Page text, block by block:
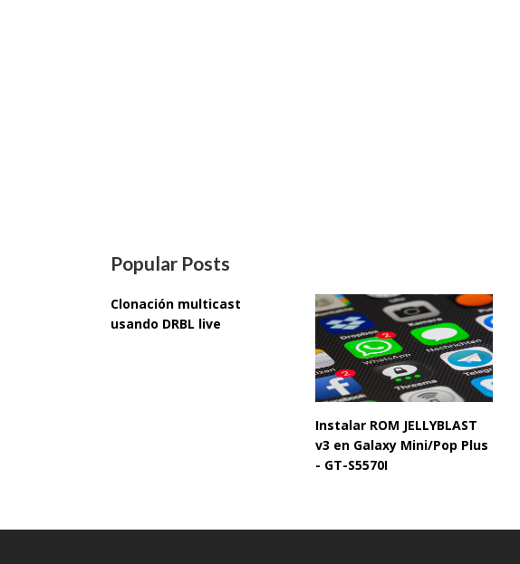
Popular Posts
Clonación multicast
usando DRBL live
Instalar ROM JELLYBLAST
v3 en Galaxy Mini/Pop Plus
- GT-S5570I